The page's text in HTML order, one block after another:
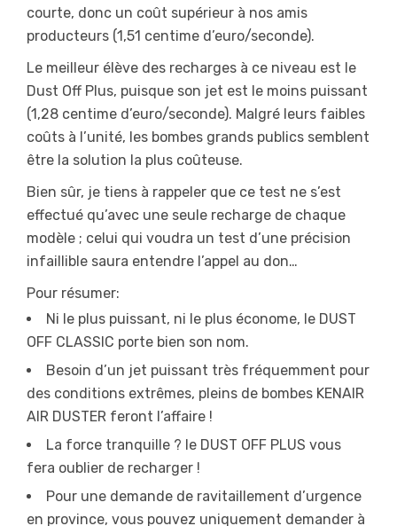
courte, donc un coût supérieur à nos amis
producteurs (1,51 centime d’euro/seconde).
Le meilleur élève des recharges à ce niveau est le
Dust Off Plus, puisque son jet est le moins puissant
(1,28 centime d’euro/seconde). Malgré leurs faibles
coûts à l’unité, les bombes grands publics semblent
être la solution la plus coûteuse.
Bien sûr, je tiens à rappeler que ce test ne s’est
effectué qu’avec une seule recharge de chaque
modèle ; celui qui voudra un test d’une précision
infaillible saura entendre l’appel au don…
Pour résumer:
Ni le plus puissant, ni le plus économe, le DUST
OFF CLASSIC porte bien son nom.
Besoin d’un jet puissant très fréquemment pour
des conditions extrêmes, pleins de bombes KENAIR
AIR DUSTER feront l’affaire !
La force tranquille ? le DUST OFF PLUS vous
fera oublier de recharger !
Pour une demande de ravitaillement d’urgence
en province, vous pouvez uniquement demander à